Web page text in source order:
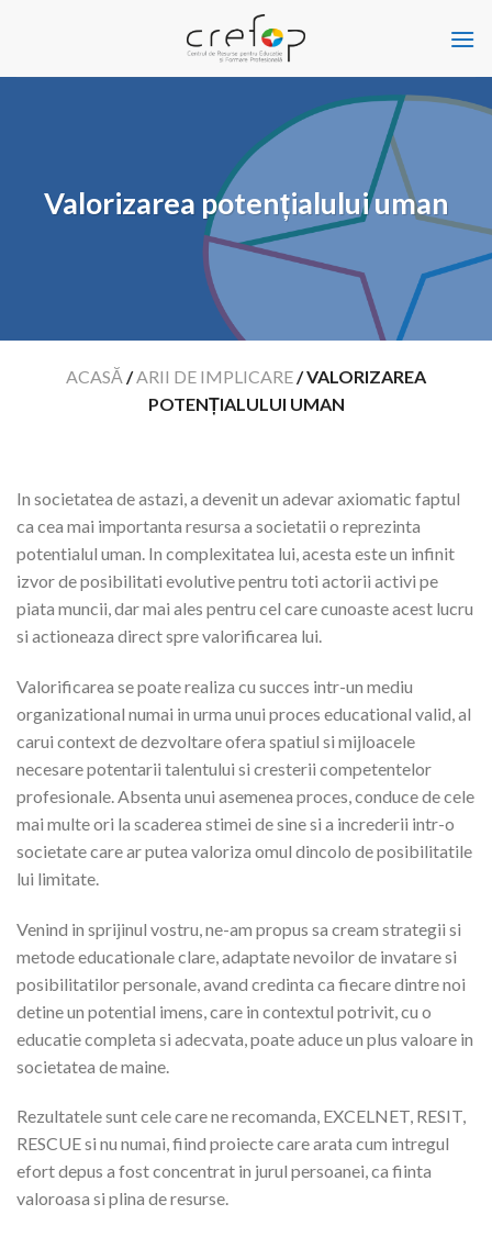
Valorizarea potențialului uman
ACASĂ /ARII DE IMPLICARE/VALORIZAREA
POTENȚIALULUI UMAN
In societatea de astazi, a devenit un adevar axiomatic faptul
ca cea mai importanta resursa a societatii o reprezinta
potentialul uman. In complexitatea lui, acesta este un infinit
izvor de posibilitati evolutive pentru toti actorii activi pe
piata muncii, dar mai ales pentru cel care cunoaste acest lucru
si actioneaza direct spre valorificarea lui.
Valorificarea se poate realiza cu succes intr-un mediu
organizational numai in urma unui proces educational valid, al
carui context de dezvoltare ofera spatiul si mijloacele
necesare potentarii talentului si cresterii competentelor
profesionale. Absenta unui asemenea proces, conduce de cele
mai multe ori la scaderea stimei de sine si a increderii intr-o
societate care ar putea valoriza omul dincolo de posibilitatile
lui limitate.
Venind in sprijinul vostru, ne-am propus sa cream strategii si
metode educationale clare, adaptate nevoilor de invatare si
posibilitatilor personale, avand credinta ca fiecare dintre noi
detine un potential imens, care in contextul potrivit, cu o
educatie completa si adecvata, poate aduce un plus valoare in
societatea de maine.
Rezultatele sunt cele care ne recomanda, EXCELNET, RESIT,
RESCUE si nu numai, fiind proiecte care arata cum intregul
efort depus a fost concentrat in jurul persoanei, ca fiinta
valoroasa si plina de resurse.